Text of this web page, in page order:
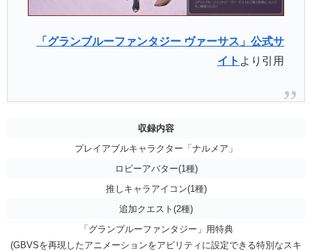
「グランブルーファンタジー ヴァーサス」公式サ
イト より引用
収録内容
プレイアブルキャラクター「ナルメア」
ロビーアバター(1種)
推しキャラアイコン(1種)
追加クエスト(2種)
「グランブルーファンタジー」用特典
(GBVSを再現したアニメーションをアビリティに設定できる特別なスキ